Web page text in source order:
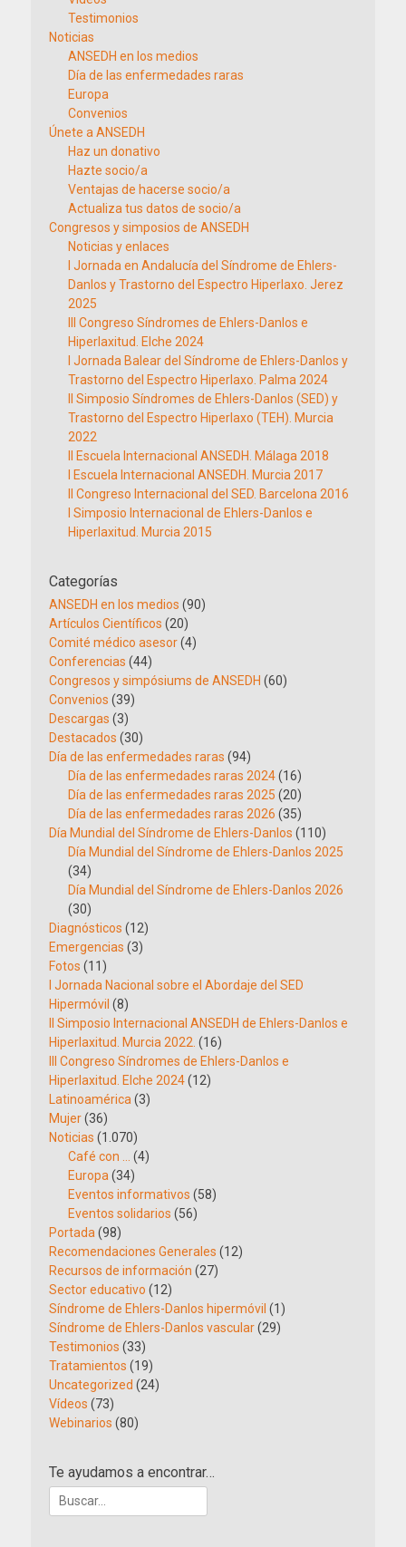
Testimonios
Noticias
ANSEDH en los medios
Día de las enfermedades raras
Europa
Convenios
Únete a ANSEDH
Haz un donativo
Hazte socio/a
Ventajas de hacerse socio/a
Actualiza tus datos de socio/a
Congresos y simposios de ANSEDH
Noticias y enlaces
I Jornada en Andalucía del Síndrome de Ehlers-
Danlos y Trastorno del Espectro Hiperlaxo. Jerez
2025
III Congreso Síndromes de Ehlers-Danlos e
Hiperlaxitud. Elche 2024
I Jornada Balear del Síndrome de Ehlers-Danlos y
Trastorno del Espectro Hiperlaxo. Palma 2024
II Simposio Síndromes de Ehlers-Danlos (SED) y
Trastorno del Espectro Hiperlaxo (TEH). Murcia
2022
II Escuela Internacional ANSEDH. Málaga 2018
I Escuela Internacional ANSEDH. Murcia 2017
II Congreso Internacional del SED. Barcelona 2016
I Simposio Internacional de Ehlers-Danlos e
Hiperlaxitud. Murcia 2015
Categorías
ANSEDH en los medios (90)
Artículos Científicos (20)
Comité médico asesor(4)
Conferencias (44)
Congresos y simpósiums de ANSEDH (60)
Convenios (39)
Descargas (3)
Destacados (30)
Día de las enfermedades raras (94)
Día de las enfermedades raras 2024(16)
Día de las enfermedades raras 2025 (20)
Día de las enfermedades raras 2026 (35)
Día Mundial del Síndrome de Ehlers-Danlos (110)
Día Mundial del Síndrome de Ehlers-Danlos 2025
(34)
Día Mundial del Síndrome de Ehlers-Danlos 2026
(30)
Diagnósticos (12)
Emergencias (3)
Fotos (11)
I Jornada Nacional sobre el Abordaje del SED
Hipermóvil (8)
II Simposio Internacional ANSEDH de Ehlers-Danlos e
Hiperlaxitud. Murcia 2022. (16)
III Congreso Síndromes de Ehlers-Danlos e
Hiperlaxitud. Elche 2024(12)
Latinoamérica (3)
Mujer(36)
Noticias (1.070)
Café con …
(4)
Europa (34)
Eventos informativos (58)
Eventos solidarios (56)
Portada (98)
Recomendaciones Generales (12)
Recursos de información (27)
Sector educativo (12)
Síndrome de Ehlers-Danlos hipermóvil (1)
Síndrome de Ehlers-Danlos vascular(29)
Testimonios (33)
Tratamientos (19)
Uncategorized (24)
Vídeos (73)
Webinarios (80)
Te ayudamos a encontrar…
Buscar: